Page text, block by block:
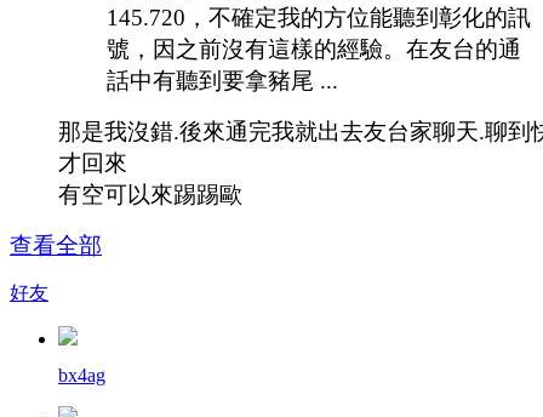
145.720，不確定我的方位能聽到彰化的訊
號，因之前沒有這樣的經驗。在友台的通
話中有聽到要拿豬尾 ...
那是我沒錯.後來通完我就出去友台家聊天.聊到
才回來
有空可以來踢踢歐
查看全部
好友
bx4ag